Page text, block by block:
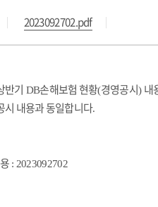
2023092702.pdf
반기 DB손해보험 현황(경영공시) 내
시 내용과 동일합니다.
: 2023092702